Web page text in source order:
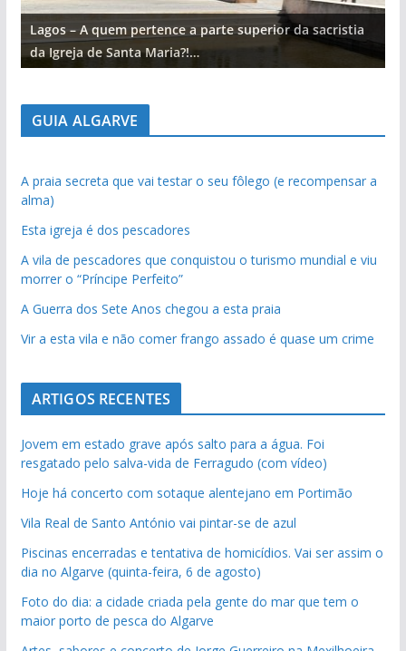
Lagos – A quem pertence a parte superior da sacristia
da Igreja de Santa Maria?!…
GUIA ALGARVE
A praia secreta que vai testar o seu fôlego (e recompensar a
alma)
Esta igreja é dos pescadores
A vila de pescadores que conquistou o turismo mundial e viu
morrer o “Príncipe Perfeito”
A Guerra dos Sete Anos chegou a esta praia
Vir a esta vila e não comer frango assado é quase um crime
ARTIGOS RECENTES
Jovem em estado grave após salto para a água. Foi
resgatado pelo salva-vida de Ferragudo (com vídeo)
Hoje há concerto com sotaque alentejano em Portimão
Vila Real de Santo António vai pintar-se de azul
Piscinas encerradas e tentativa de homicídios. Vai ser assim o
dia no Algarve (quinta-feira, 6 de agosto)
Foto do dia: a cidade criada pela gente do mar que tem o
maior porto de pesca do Algarve